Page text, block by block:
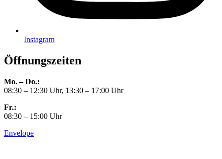
Instagram
Öffnungszeiten
Mo. – Do.:
08:30 – 12:30 Uhr, 13:30 – 17:00 Uhr
Fr.:
08:30 – 15:00 Uhr
Envelope